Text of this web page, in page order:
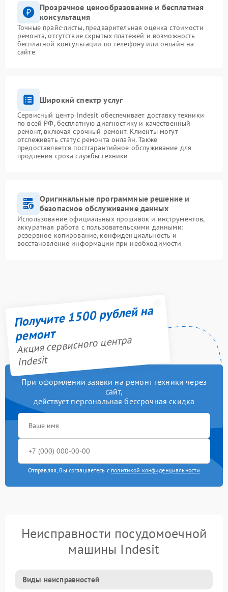
Прозрачное ценообразование и бесплатная
консультация
Точные прайс-листы, предварительная оценка стоимости
ремонта, отсутствие скрытых платежей и возможность
бесплатной консультации по телефону или онлайн на
сайте
Широкий спектр услуг
Сервисный центр Indesit обеспечивает доставку техники
по всей РФ, бесплатную диагностику и качественный
ремонт, включая срочный ремонт. Клиенты могут
отслеживать статус ремонта онлайн. Также
предоставляется постгарантийное обслуживание для
продления срока службы техники
Оригинальные программные решение и
безопасное обслуживание данных
Использование официальных прошивок и инструментов,
аккуратная работа с пользовательскими данными:
резервное копирование, конфиденциальность и
восстановление информации при необходимости
Получите 1500 рублей на
ремонт
Акция сервисного центра
Indesit
При оформлении заявки на ремонт техники через
сайт,
действует персональная бессрочная скидка
Отправляя, Вы соглашаетесь с политикой конфиденциальности
Неисправности посудомоечной
машины Indesit
Виды неисправностей